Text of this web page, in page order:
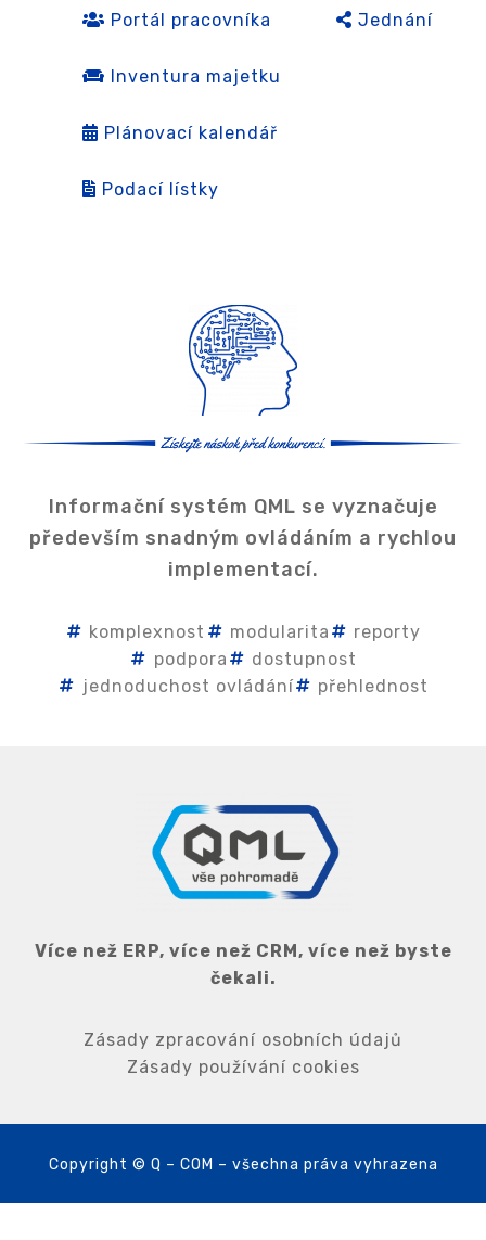
Portál pracovníka Jednání
Inventura majetku
Plánovací kalendář
Podací lístky
Informační systém QML se vyznačuje
především snadným ovládáním a rychlou
implementací.
komplexnost modularita
reporty
podpora
dostupnost
jednoduchost ovládání
přehlednost
Více než ERP, více než CRM, více než byste
čekali.
Zásady zpracování osobních údajů
Zásady používání cookies
Copyright © Q – COM – všechna práva vyhrazena